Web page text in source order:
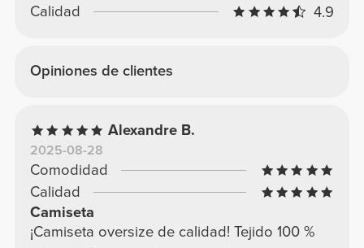
Calidad
4.9
Opiniones de clientes
Alexandre B.
2025-08-28
Comodidad
Calidad
Camiseta
¡Camiseta oversize de calidad! Tejido 100 %